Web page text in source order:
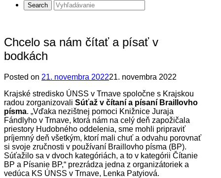
Chcelo sa nám čítať a písať v
bodkách
Posted on 21. novembra 202221. novembra 2022
Krajské stredisko ÚNSS v Trnave spoločne s Krajskou
radou zorganizovali Súťaž v čítaní a písaní Braillovho
písma. „Vďaka nezištnej pomoci Knižnice Juraja
Fándlyho v Trnave, ktorá nám na celý deň zapožičala
priestory Hudobného oddelenia, sme mohli pripraviť
príjemný deň všetkým, ktorí mali chuť a odvahu porovnať
si svoje zručnosti v používaní Braillovho písma (BP).
Súťažilo sa v dvoch kategóriách, a to v kategórii Čítanie
BP a Písanie BP,“ prezrádza jedna z organizátoriek a
vedúca KS ÚNSS v Trnave, Lenka Patyiová.